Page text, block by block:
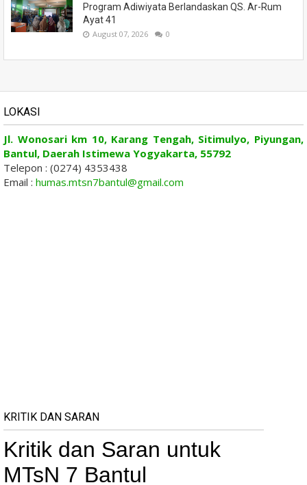
Program Adiwiyata Berlandaskan QS. Ar-Rum
Ayat 41
August 07, 2026 0
LOKASI
Jl. Wonosari km 10, Karang Tengah, Sitimulyo, Piyungan,
Bantul, Daerah Istimewa Yogyakarta, 55792
Telepon : (0274) 4353438
Email : humas.mtsn7bantul@gmail.com
KRITIK DAN SARAN